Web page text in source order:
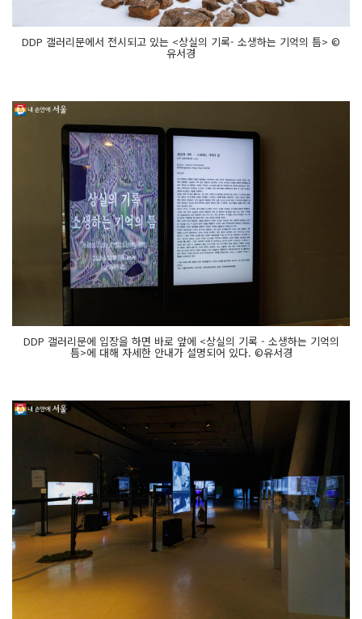
DDP 갤러리문에서 전시되고 있는 <상실의 기록- 소생하는 기억의 틈> ©
유서경
DDP 갤러리문에 입장을 하면 바로 앞에 <상실의 기록 - 소생하는 기억의
틈>에 대해 자세한 안내가 설명되어 있다. ©유서경